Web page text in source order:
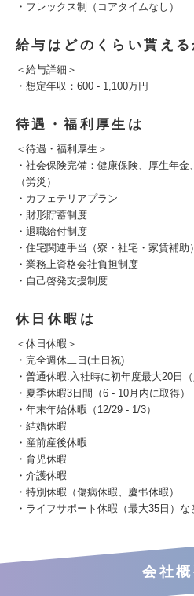
・フレックス制（コアタイムなし）
給与はどのくらい貰える
＜給与詳細＞
・想定年収：600 - 1,100万円
待遇・福利厚生は
＜待遇・福利厚生＞
・社会保険完備：健康保険、厚生年
（労災）
・カフェテリアプラン
・財形貯蓄制度
・退職給付制度
・住宅関連手当（寮・社宅・家賃補助）
・業務上資格会社負担制度
・自己啓発支援制度
休日休暇は
＜休日休暇＞
・完全週休二日(土日祝)
・普通休暇:入社時に初年度最大20日
・夏季休暇3日間（6 - 10月内に取得）
・年末年始休暇（12/29 - 1/3）
・結婚休暇
・産前産後休暇
・育児休暇
・介護休暇
・特別休暇（傷病休暇、慶弔休暇）
・ライフサポート休暇（最大35日）な
会社概